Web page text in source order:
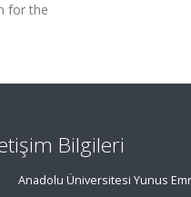
for the
Bilgileri
Anadolu Üniversitesi Yunus